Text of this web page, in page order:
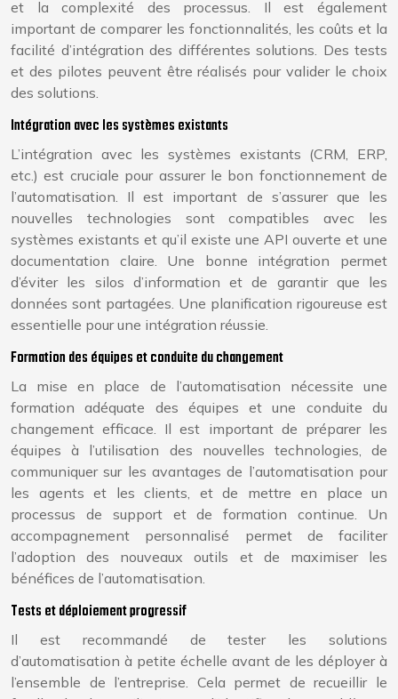
et la complexité des processus. Il est également
important de comparer les fonctionnalités, les coûts et la
facilité d’intégration des différentes solutions. Des tests
et des pilotes peuvent être réalisés pour valider le choix
des solutions.
Intégration avec les systèmes existants
L’intégration avec les systèmes existants (CRM, ERP,
etc.) est cruciale pour assurer le bon fonctionnement de
l’automatisation. Il est important de s’assurer que les
nouvelles technologies sont compatibles avec les
systèmes existants et qu’il existe une API ouverte et une
documentation claire. Une bonne intégration permet
d’éviter les silos d’information et de garantir que les
données sont partagées. Une planification rigoureuse est
essentielle pour une intégration réussie.
Formation des équipes et conduite du changement
La mise en place de l’automatisation nécessite une
formation adéquate des équipes et une conduite du
changement efficace. Il est important de préparer les
équipes à l’utilisation des nouvelles technologies, de
communiquer sur les avantages de l’automatisation pour
les agents et les clients, et de mettre en place un
processus de support et de formation continue. Un
accompagnement personnalisé permet de faciliter
l’adoption des nouveaux outils et de maximiser les
bénéfices de l’automatisation.
Tests et déploiement progressif
Il est recommandé de tester les solutions
d’automatisation à petite échelle avant de les déployer à
l’ensemble de l’entreprise. Cela permet de recueillir le